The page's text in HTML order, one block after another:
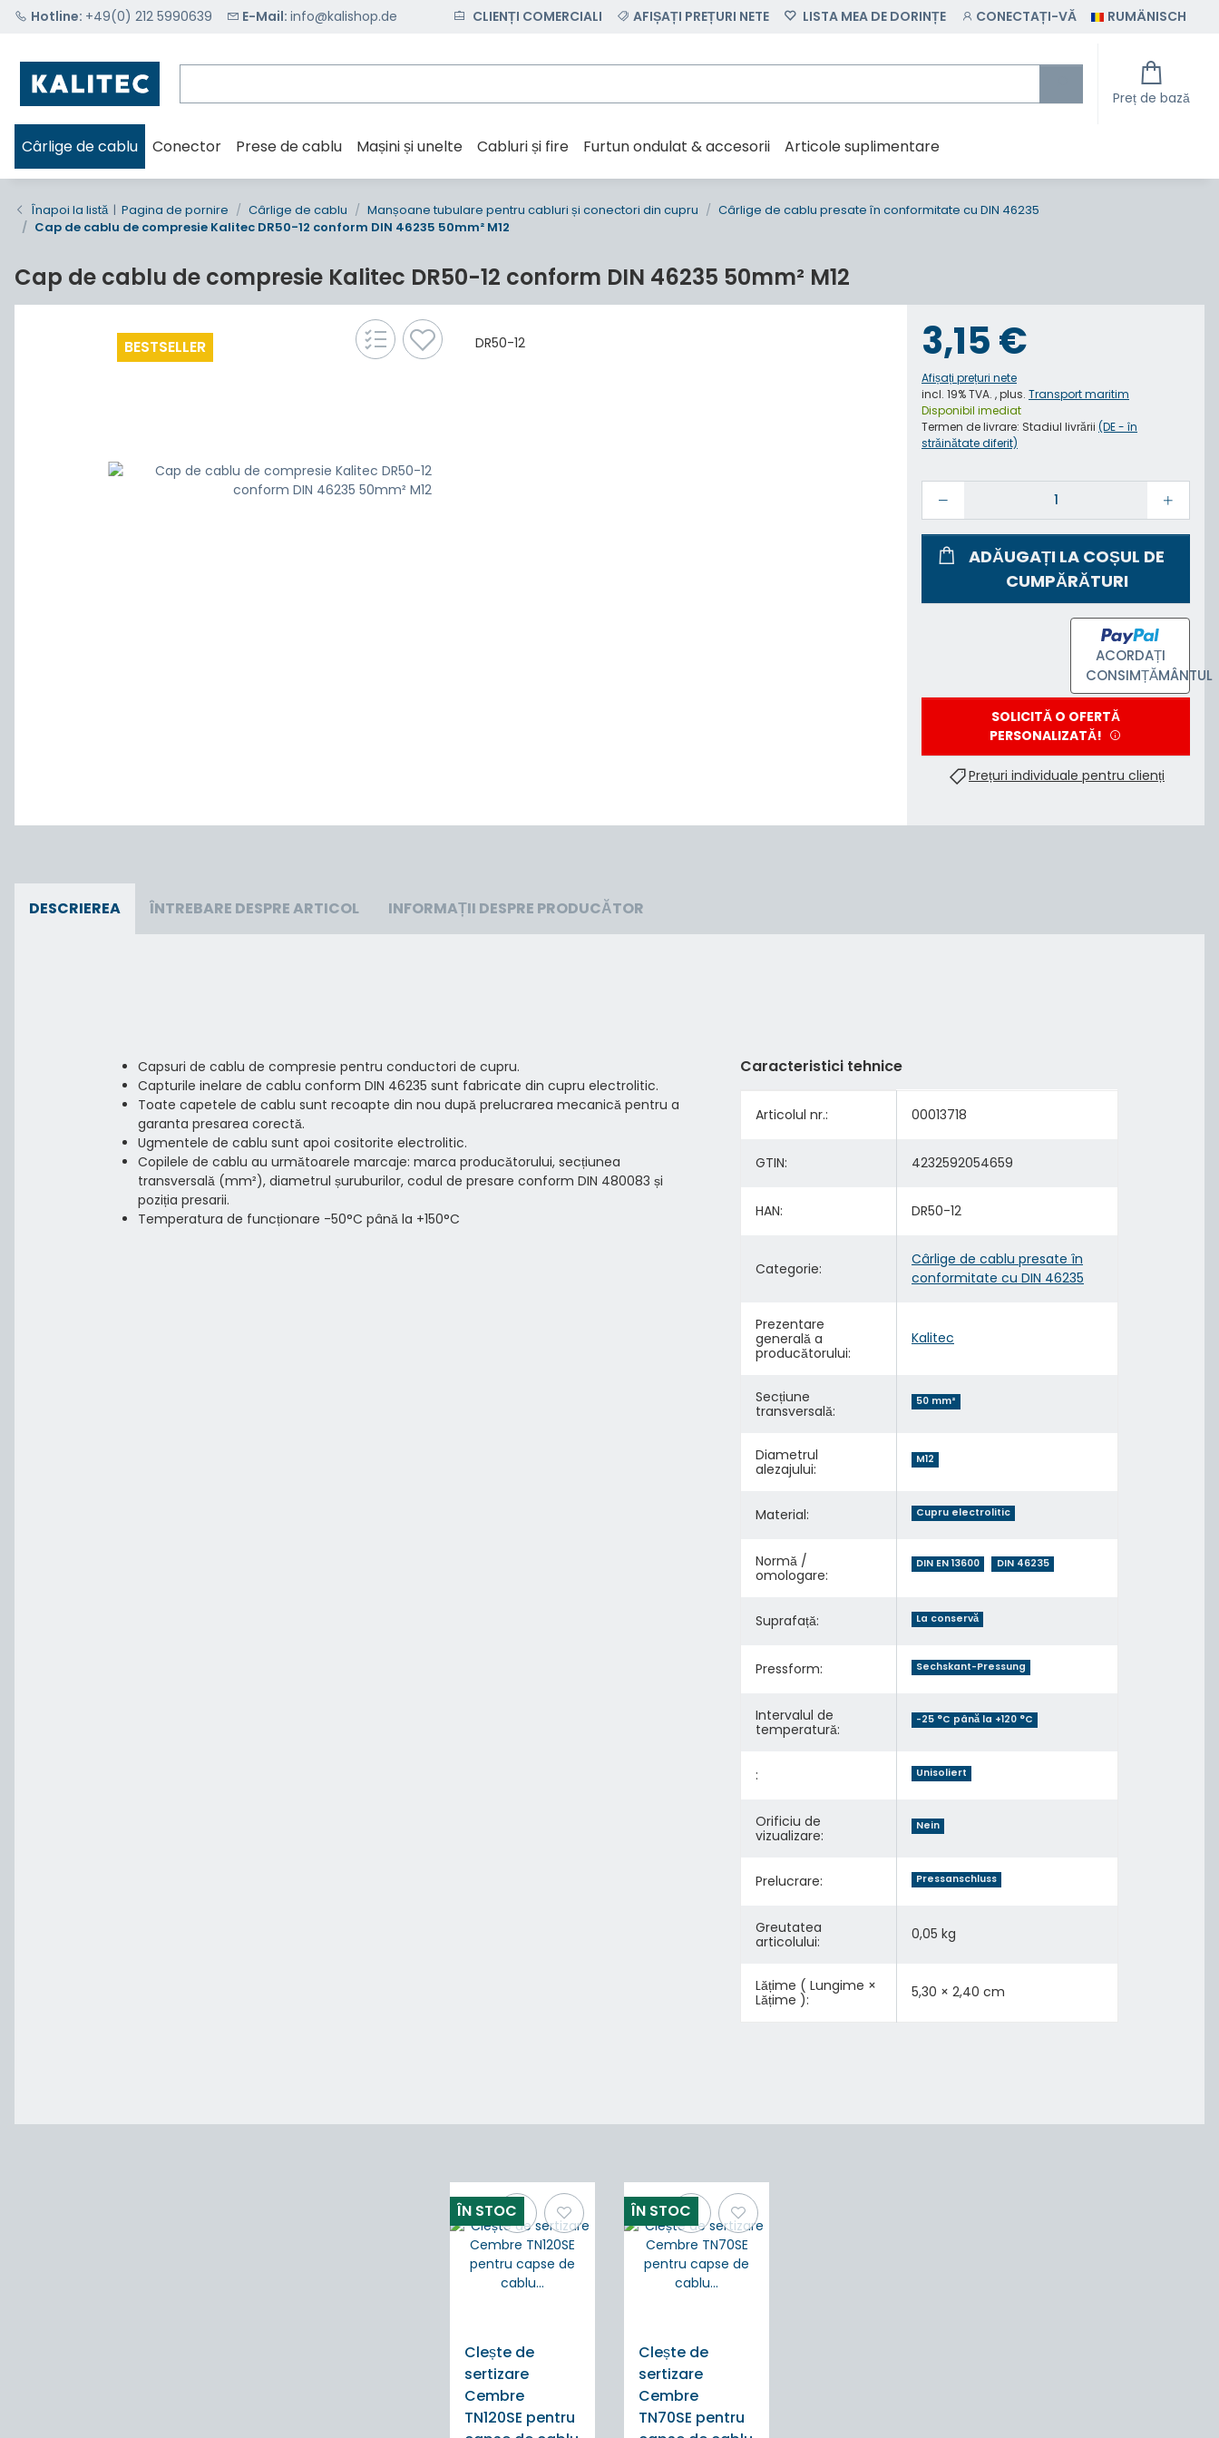
CLIENȚI COMERCIALI AFIȘAȚI PREȚURI NETE LISTA MEA DE DORINȚE CONECTAȚI-VĂ RUMÄNISCH
Hotline: +49(0) 212 5990639 E-Mail: info@kalishop.de
Preț de bază
Cârlige de cablu Conector Prese de cablu Mașini și unelte Cabluri și fire Furtun ondulat & accesorii Articole suplimentare
Înapoi la listă Pagina de pornire Cârlige de cablu Manșoane tubulare pentru cabluri și conectori din cupru
Cârlige de cablu presate în conformitate cu DIN 46235
Cap de cablu de compresie Kalitec DR50-12 conform DIN 46235 50mm² M12
Cap de cablu de compresie Kalitec DR50-12 conform DIN 46235 50mm² M12
BESTSELLER DR50-12 3,15 €
Afișați prețuri nete
incl. 19% TVA. , plus. Transport maritim
Disponibil imediat
Termen de livrare: Stadiul livrării (DE - în
străinătate diferit)
ADĂUGAȚI LA COȘUL DE
CUMPĂRĂTURI
ACORDAȚI
CONSIMȚĂMÂNTUL
SOLICITĂ O OFERTĂ
PERSONALIZATĂ!
Prețuri individuale pentru clienți
DESCRIEREA ÎNTREBARE DESPRE ARTICOL INFORMAȚII DESPRE PRODUCĂTOR
Capsuri de cablu de compresie pentru conductori de cupru.
Capturile inelare de cablu conform DIN 46235 sunt fabricate din cupru electrolitic.
Toate capetele de cablu sunt recoapte din nou după prelucrarea mecanică pentru a
garanta presarea corectă.
Ugmentele de cablu sunt apoi cositorite electrolitic.
Copilele de cablu au următoarele marcaje: marca producătorului, secțiunea
transversală (mm²), diametrul șuruburilor, codul de presare conform DIN 480083 și
poziția presarii.
Temperatura de funcționare -50°C până la +150°C
Caracteristici tehnice
#productDetails.itemInformation#
#productDetails.itemValue#
Articolul nr.: 00013718
GTIN: 4232592054659
HAN: DR50-12
Categorie:
Cârlige de cablu presate în
conformitate cu DIN 46235
Prezentare
generală a
producătorului:
Kalitec
Secțiune
transversală:
50 mm²
Diametrul
alezajului:
M12
Material: Cupru electrolitic
Normă /
omologare:
DIN EN 13600 DIN 46235
Suprafață: La conservă
Pressform: Sechskant-Pressung
Intervalul de
temperatură:
-25 °C până la +120 °C
: Unisoliert
Orificiu de
vizualizare:
Nein
Prelucrare: Pressanschluss
Greutatea
articolului:
0,05 kg
Lățime ( Lungime ×
Lățime ):
5,30 × 2,40 cm
ÎN STOC
Clește de
sertizare
Cembre
TN120SE pentru
ÎN STOC
Clește de
sertizare
Cembre
TN70SE pentru